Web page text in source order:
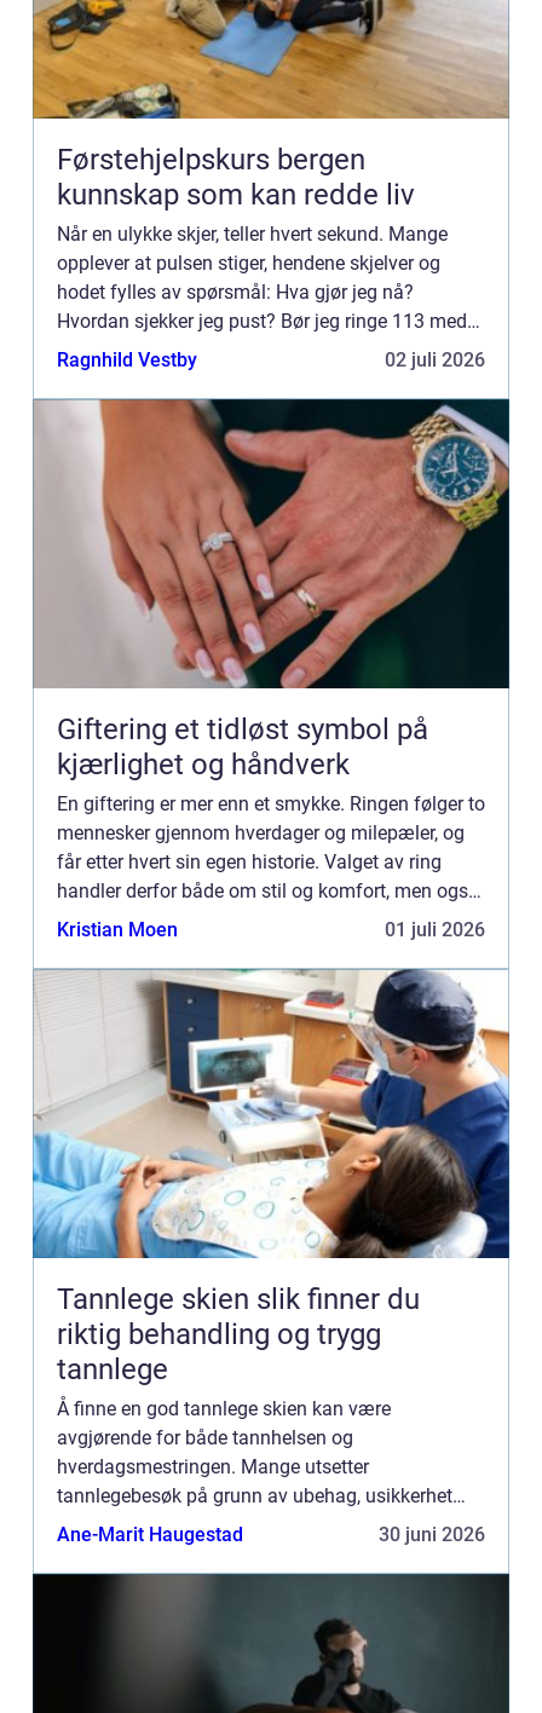
Førstehjelpskurs bergen
kunnskap som kan redde liv
Når en ulykke skjer, teller hvert sekund. Mange
opplever at pulsen stiger, hendene skjelver og
hodet fylles av spørsmål: Hva gjør jeg nå?
Hvordan sjekker jeg pust? Bør jeg ringe 113 med
en gang? Et førstehjelpskurs Bergen gir trygghet til
Ragnhild Vestby 02 juli 2026
Giftering et tidløst symbol på
kjærlighet og håndverk
En giftering er mer enn et smykke. Ringen følger to
mennesker gjennom hverdager og milepæler, og
får etter hvert sin egen historie. Valget av ring
handler derfor både om stil og komfort, men også
om verdier, tradisjon og hvilke minner man ønsker
Kristian Moen 01 juli 2026
Tannlege skien slik finner du
riktig behandling og trygg
tannlege
Å finne en god tannlege skien kan være
avgjørende for både tannhelsen og
hverdagsmestringen. Mange utsetter
tannlegebesøk på grunn av ubehag, usikkerhet
eller frykt for kostnader. Samtidig vet de fleste at
Ane-Marit Haugestad 30 juni 2026